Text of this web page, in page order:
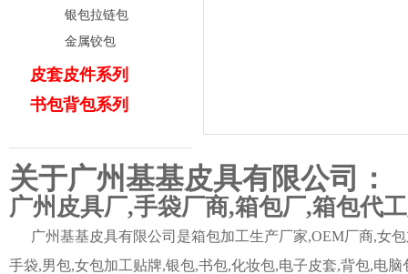
银包拉链包
金属铰包
皮套皮件系列
书包背包系列
关于广州基基皮具有限公司：
广州皮具厂,手袋厂商,箱包厂,箱包代
广州基基皮具有限公司是箱包加工生产厂家,OEM厂商,女
手袋,男包,女包加工贴牌,银包,书包,化妆包,电子皮套,背包,电